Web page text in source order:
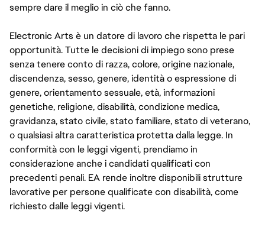
sempre dare il meglio in ciò che fanno.
Electronic Arts è un datore di lavoro che rispetta le pari
opportunità. Tutte le decisioni di impiego sono prese
senza tenere conto di razza, colore, origine nazionale,
discendenza, sesso, genere, identità o espressione di
genere, orientamento sessuale, età, informazioni
genetiche, religione, disabilità, condizione medica,
gravidanza, stato civile, stato familiare, stato di veterano,
o qualsiasi altra caratteristica protetta dalla legge. In
conformità con le leggi vigenti, prendiamo in
considerazione anche i candidati qualificati con
precedenti penali. EA rende inoltre disponibili strutture
lavorative per persone qualificate con disabilità, come
richiesto dalle leggi vigenti.